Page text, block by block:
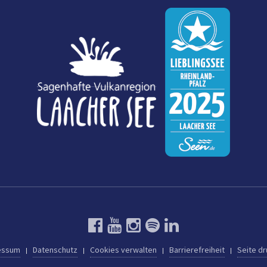
Datenschutz Cookies verwalten Barrierefreiheit Seite